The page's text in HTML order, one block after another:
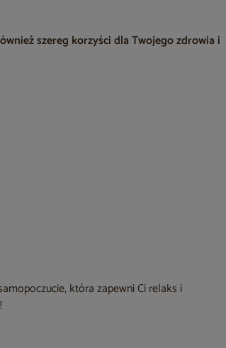
szereg korzyści dla Twojego zdrowia i
która zapewni Ci relaks i